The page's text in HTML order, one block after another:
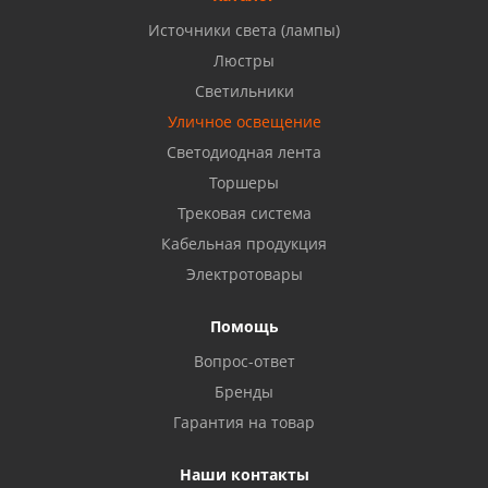
Бузулук, ул. Октябрьская, 24
Балаково, ул. Комарова, 55
Октябрьский, ул. Свердлова, 28
Азнакаево, ул. Булгар, 2. ТЦ "Акчарлак"
Стерлитамак, ул. Вокзальная, 13
Источники света (лампы)
Люстры
Светильники
Уличное освещение
Светодиодная лента
Торшеры
Трековая система
Кабельная продукция
Электротовары
Помощь
Вопрос-ответ
Бренды
Гарантия на товар
Наши контакты